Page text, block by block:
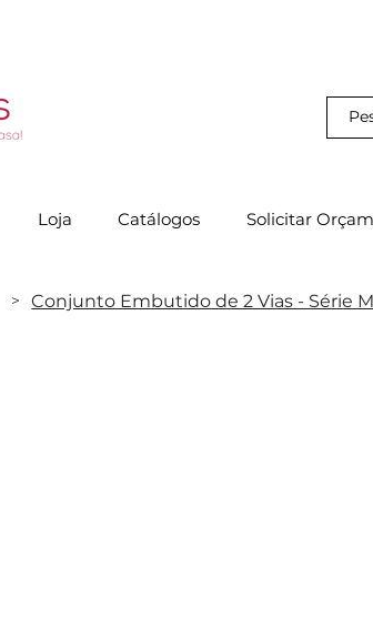
Loja Catálogos Solicitar
> Conjunto Embutido de 2 Vias - Série